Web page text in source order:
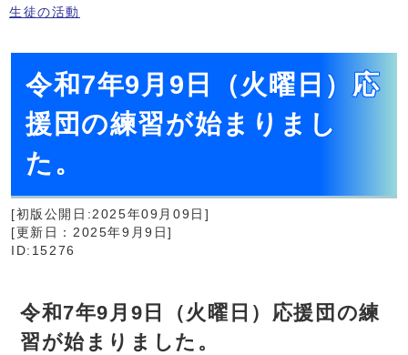
生徒の活動
令和7年9月9日（火曜日）応
援団の練習が始まりまし
た。
[初版公開日:2025年09月09日]
[更新日：2025年9月9日]
ID:15276
令和7年9月9日（火曜日）応援団の練
習が始まりました。